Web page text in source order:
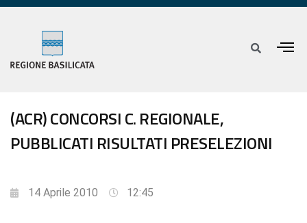
(ACR) CONCORSI C. REGIONALE,
PUBBLICATI RISULTATI PRESELEZIONI
14 Aprile 2010 12:45